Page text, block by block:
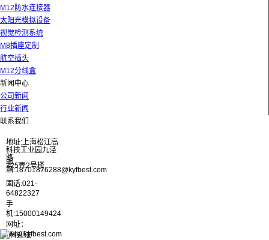
M12防水连接器
太阳光模拟设备
视觉检测系统
M8插座定制
航空插头
M12分线盒
新闻中心
公司新闻
行业新闻
联系我们
地址:上海松江高
科技工业园九泾
路
325弄2号楼
邮
箱:18701876288@kyfbest.com
固话:021-
64822327
手
机:15000149424
网址：
www.kyfbest.com